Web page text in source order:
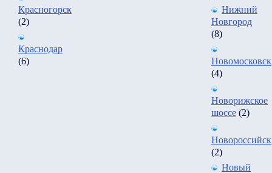
Красногорск
(2)
Краснодар
(6)
Нижний
Новгород
(8)
Новомосковск
(4)
Новорижское
шоссе (2)
Новороссийск
(2)
Новый